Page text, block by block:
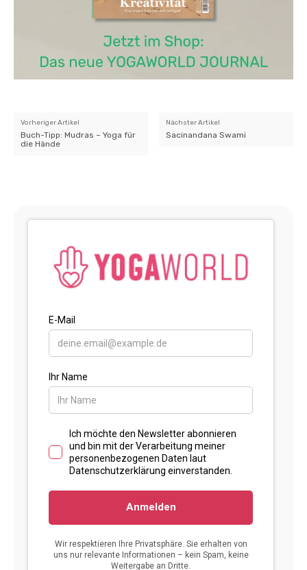
Vorheriger Artikel
Buch-Tipp: Mudras – Yoga für
die Hände
Nächster Artikel
Sacinandana Swami